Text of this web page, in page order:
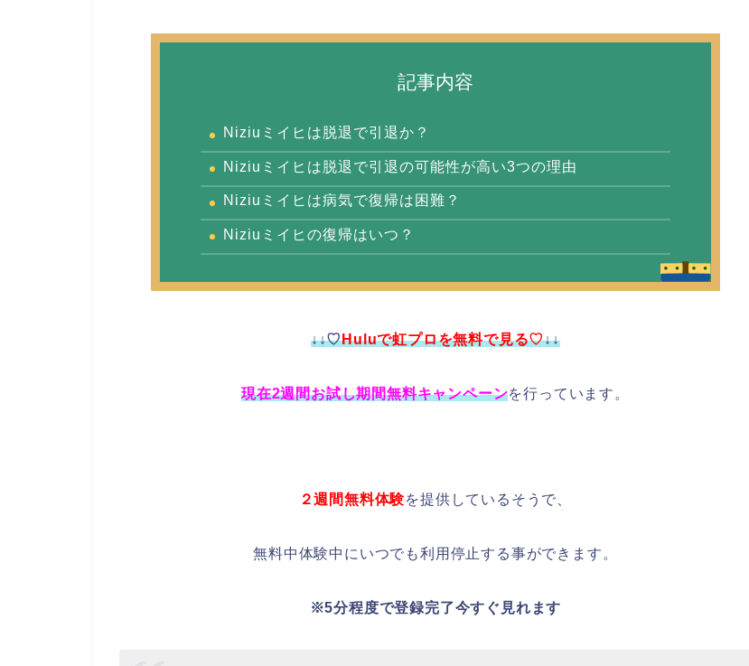
記事内容
Niziuミイヒは脱退で引退か？
Niziuミイヒは脱退で引退の可能性が高い3つの理由
Niziuミイヒは病気で復帰は困難？
Niziuミイヒの復帰はいつ？
↓↓♡Huluで虹プロを無料で見る♡↓↓
現在2週間お試し期間無料キャンペーンを行っています。
２週間無料体験を提供しているそうで、
無料中体験中にいつでも利用停止する事ができます。
※5分程度で登録完了今すぐ見れます